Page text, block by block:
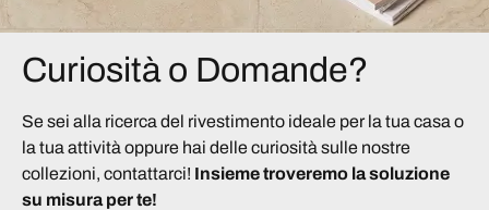
Curiosità o Domande?
Se sei alla ricerca del rivestimento ideale per la tua casa o
la tua attività oppure hai delle curiosità sulle nostre
collezioni, contattarci! Insieme troveremo la soluzione
su misura per te!